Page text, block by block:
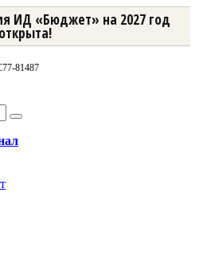
ИД «Бюджет» на 2027 год
открыта!
81487